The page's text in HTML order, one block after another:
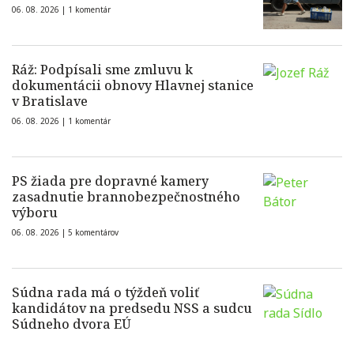
06. 08. 2026 | 1 komentár
Ráž: Podpísali sme zmluvu k
dokumentácii obnovy Hlavnej stanice
v Bratislave
06. 08. 2026 | 1 komentár
PS žiada pre dopravné kamery
zasadnutie brannobezpečnostného
výboru
06. 08. 2026 | 5 komentárov
Súdna rada má o týždeň voliť
kandidátov na predsedu NSS a sudcu
Súdneho dvora EÚ